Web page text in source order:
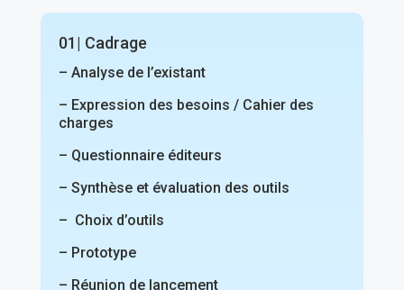
01| Cadrage
– Analyse de l’existant
– Expression des besoins / Cahier des
charges
– Questionnaire éditeurs
– Synthèse et évaluation des outils
– Choix d’outils
– Prototype
– Réunion de lancement